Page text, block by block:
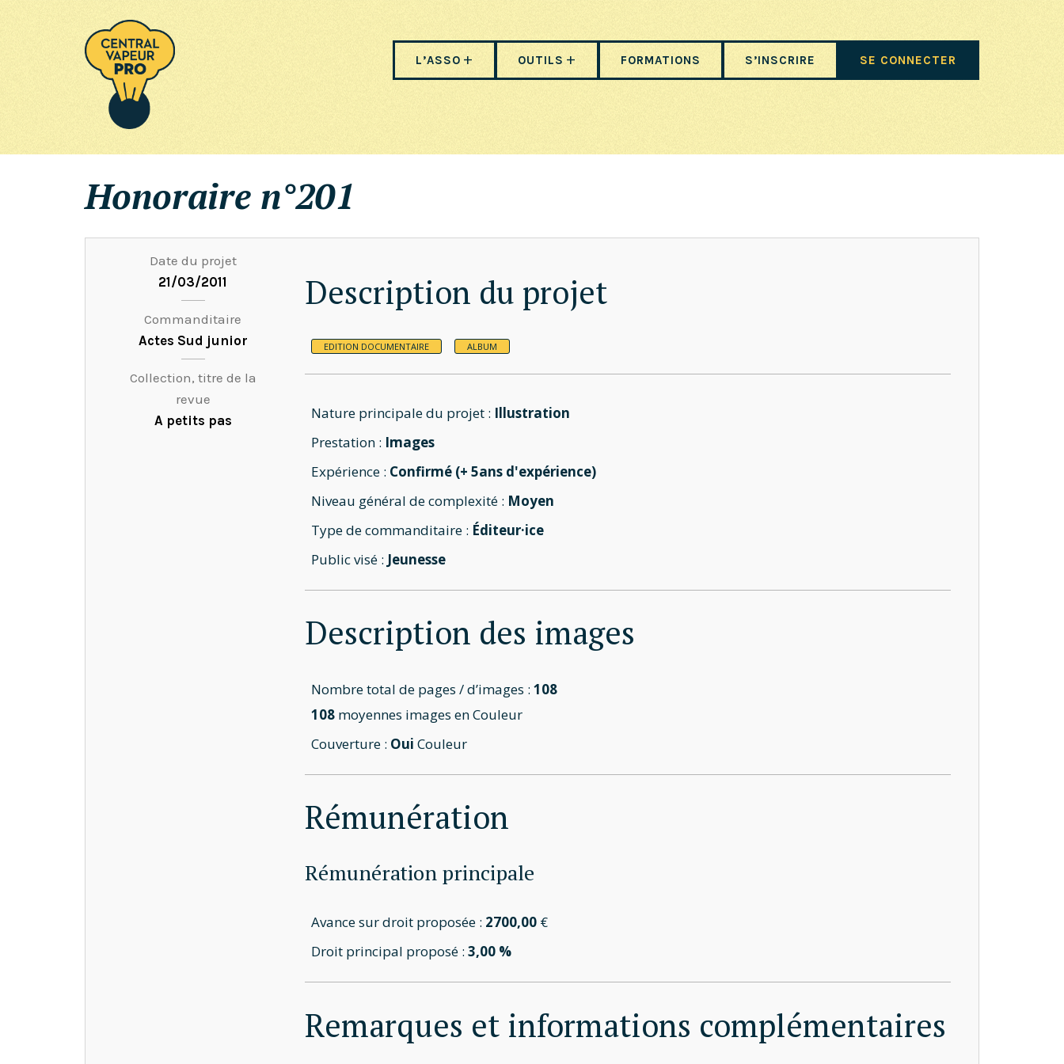
L’ASSO OUTILS FORMATIONS S’INSCRIRE SE CONNECTER
Honoraire n°201
Date du projet
21/03/2011
Commanditaire
Actes Sud junior
Collection, titre de la
revue
A petits pas
Description du projet
EDITION DOCUMENTAIRE ALBUM
Nature principale du projet : Illustration
Prestation : Images
Expérience : Confirmé (+ 5ans d'expérience)
Niveau général de complexité : Moyen
Type de commanditaire : Éditeur·ice
Public visé : Jeunesse
Description des images
Nombre total de pages / d’images : 108
108moyennes images en Couleur
Couverture : Oui Couleur
Rémunération
Rémunération principale
Avance sur droit proposée : 2700,00 €
Droit principal proposé : 3,00 %
Remarques et informations complémentaires